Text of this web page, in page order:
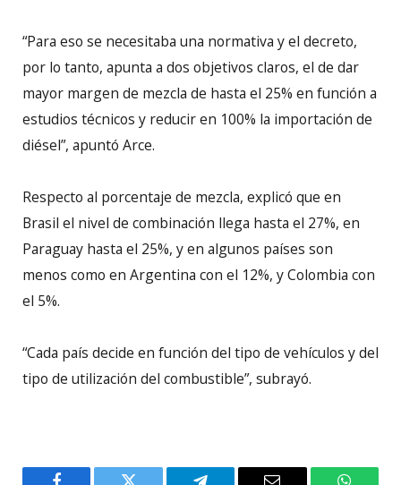
“Para eso se necesitaba una normativa y el decreto,
por lo tanto, apunta a dos objetivos claros, el de dar
mayor margen de mezcla de hasta el 25% en función a
estudios técnicos y reducir en 100% la importación de
diésel”, apuntó Arce.
Respecto al porcentaje de mezcla, explicó que en
Brasil el nivel de combinación llega hasta el 27%, en
Paraguay hasta el 25%, y en algunos países son
menos como en Argentina con el 12%, y Colombia con
el 5%.
“Cada país decide en función del tipo de vehículos y del
tipo de utilización del combustible”, subrayó.